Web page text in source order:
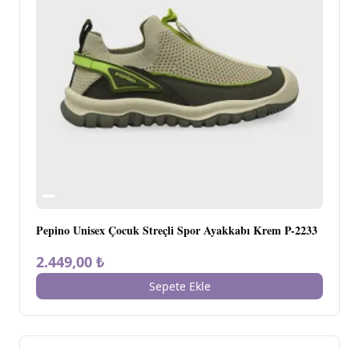
Pepino Unisex Çocuk Streçli Spor Ayakkabı Krem P-2233
2.449,00 ₺
Sepete Ekle